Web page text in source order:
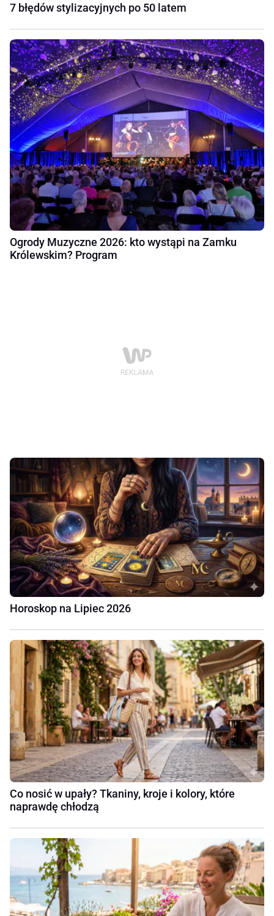
7 błędów stylizacyjnych po 50 latem
Ogrody Muzyczne 2026: kto wystąpi na Zamku
Królewskim? Program
Horoskop na Lipiec 2026
Co nosić w upały? Tkaniny, kroje i kolory, które
naprawdę chłodzą